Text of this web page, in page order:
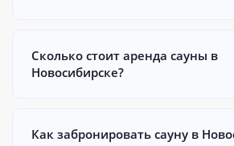
Сколько стоит аренда сауны в
Новосибирске?
Как забронировать сауну в